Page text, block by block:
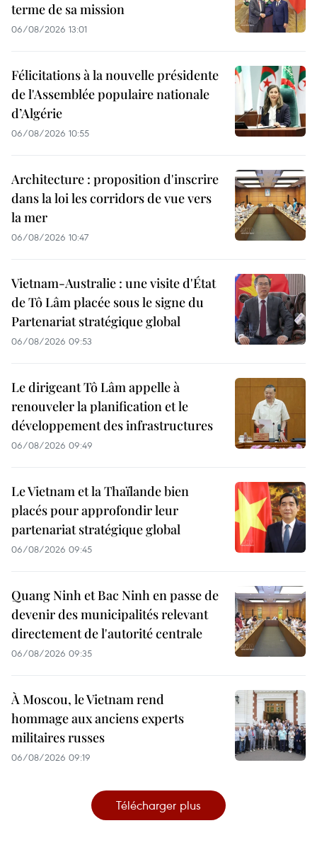
terme de sa mission
06/08/2026 13:01
Félicitations à la nouvelle présidente
de l'Assemblée populaire nationale
d’Algérie
06/08/2026 10:55
Architecture : proposition d'inscrire
dans la loi les corridors de vue vers
la mer
06/08/2026 10:47
Vietnam-Australie : une visite d'État
de Tô Lâm placée sous le signe du
Partenariat stratégique global
06/08/2026 09:53
Le dirigeant Tô Lâm appelle à
renouveler la planification et le
développement des infrastructures
06/08/2026 09:49
Le Vietnam et la Thaïlande bien
placés pour approfondir leur
partenariat stratégique global
06/08/2026 09:45
Quang Ninh et Bac Ninh en passe de
devenir des municipalités relevant
directement de l'autorité centrale
06/08/2026 09:35
À Moscou, le Vietnam rend
hommage aux anciens experts
militaires russes
06/08/2026 09:19
Télécharger plus